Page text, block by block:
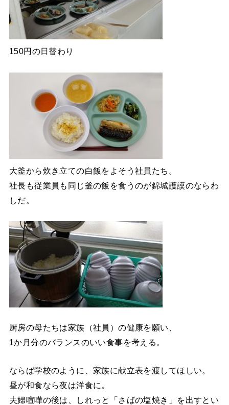
150円の日替わり
大釜から炊き立ての白飯をよそう社員たち。
社長も従業員も同じ釜の飯を食うのが錦城護謨のならわ
しだ。
厨房の母たちは家族（社員）の健康を願い、
1か月分のバランスのいい食事を考える。
ならば学校のように、家族に献立表を渡してほしい。
昼が和食なら夜は洋食に。
夫婦喧嘩の後は、しれっと「さばの塩焼き」を出すとい